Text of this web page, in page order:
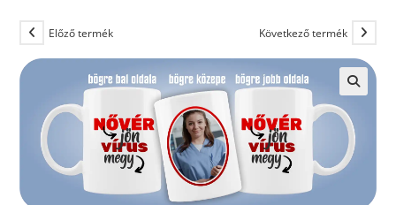
Előző termék Következő termék